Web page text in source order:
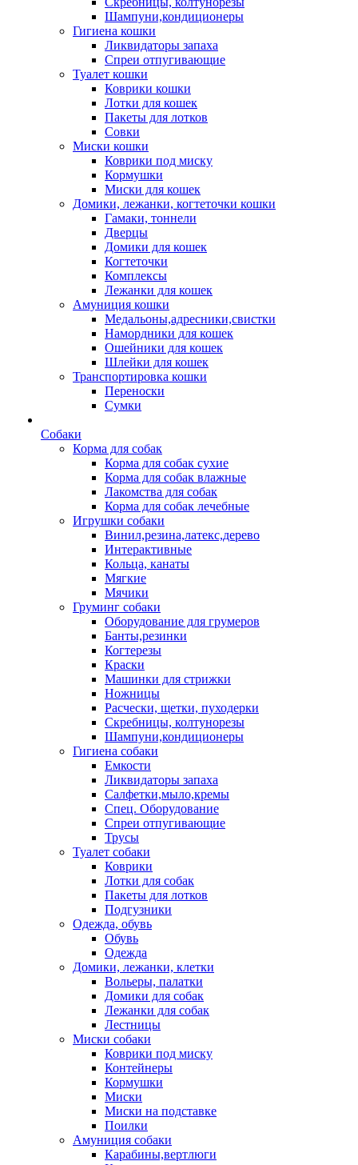
Шампуни,кондиционеры
Гигиена кошки
Ликвидаторы запаха
Спреи отпугивающие
Туалет кошки
Коврики кошки
Лотки для кошек
Пакеты для лотков
Совки
Миски кошки
Коврики под миску
Кормушки
Миски для кошек
Домики, лежанки, когтеточки кошки
Гамаки, тоннели
Дверцы
Домики для кошек
Когтеточки
Комплексы
Лежанки для кошек
Амуниция кошки
Медальоны,адресники,свистки
Намордники для кошек
Ошейники для кошек
Шлейки для кошек
Транспортировка кошки
Переноски
Сумки
Собаки
Корма для собак
Корма для собак сухие
Корма для собак влажные
Лакомства для собак
Корма для собак лечебные
Игрушки собаки
Винил,резина,латекс,дерево
Интерактивные
Кольца, канаты
Мягкие
Мячики
Груминг собаки
Оборудование для грумеров
Банты,резинки
Когтерезы
Краски
Машинки для стрижки
Ножницы
Расчески, щетки, пуходерки
Скребницы, колтунорезы
Шампуни,кондиционеры
Гигиена собаки
Емкости
Ликвидаторы запаха
Салфетки,мыло,кремы
Спец. Оборудование
Спреи отпугивающие
Трусы
Туалет собаки
Коврики
Лотки для собак
Пакеты для лотков
Подгузники
Одежда, обувь
Обувь
Одежда
Домики, лежанки, клетки
Вольеры, палатки
Домики для собак
Лежанки для собак
Лестницы
Миски собаки
Коврики под миску
Контейнеры
Кормушки
Миски
Миски на подставке
Поилки
Амуниция собаки
Карабины,вертлюги